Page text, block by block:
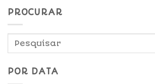
PROCURAR
POR DATA